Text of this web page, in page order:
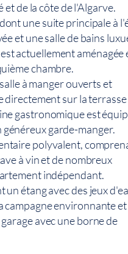
de la côte de l'Algarve.
une suite principale à
et une salle de bains
actuellement aménagée
chambre.
à manger ouverts et
directement sur la terrasse
gastronomique est
garde-manger.
polyvalent,
à vin et de nombreux
indépendant.
étang avec des jeux
campagne environnante
avec une borne de